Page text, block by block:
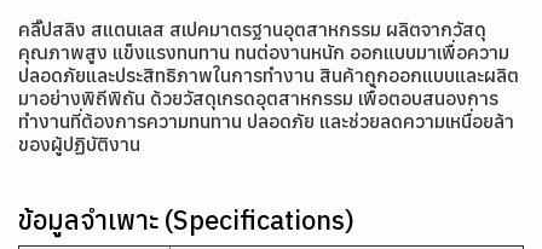
คลิ๊ปสลิง สแตนเลส สเปคมาตรฐานอุตสาหกรรม ผลิตจากวัสดุ
คุณภาพสูง แข็งแรงทนทาน ทนต่องานหนัก ออกแบบมาเพื่อความ
ปลอดภัยและประสิทธิภาพในการทำงาน สินค้าถูกออกแบบและผลิต
มาอย่างพิถีพิถัน ด้วยวัสดุเกรดอุตสาหกรรม เพื่อตอบสนองการ
ทำงานที่ต้องการความทนทาน ปลอดภัย และช่วยลดความเหนื่อยล้า
ของผู้ปฏิบัติงาน
ข้อมูลจำเพาะ (Specifications)